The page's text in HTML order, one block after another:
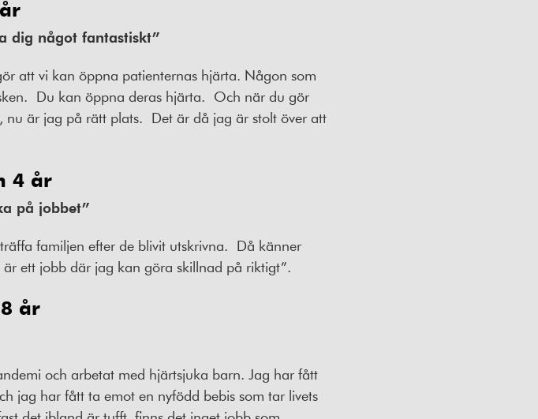
dig något fantastiskt”
att vi kan öppna patienternas hjärta. Någon som
Du kan öppna deras hjärta. Och när du gör
nu är jag på rätt plats. Det är då jag är stolt över att
4 år
på jobbet”
familjen efter de blivit utskrivna. Då känner
ett jobb där jag kan göra skillnad på riktigt”.
år
och arbetat med hjärtsjuka barn. Jag har fått
jag har fått ta emot en nyfödd bebis som tar livets